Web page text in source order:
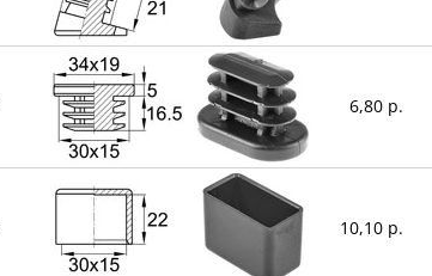
6,80 р.
10,10 р.